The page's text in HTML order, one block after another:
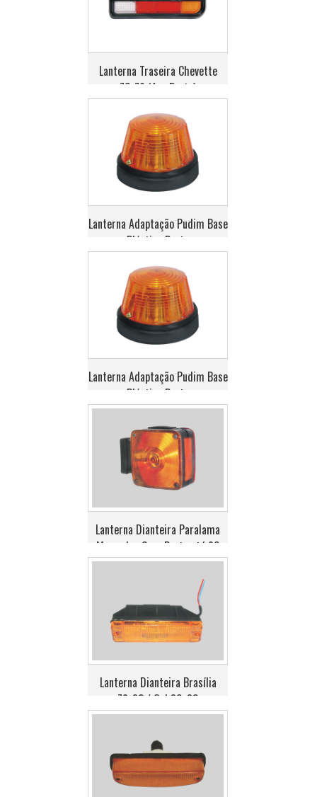
Lanterna Traseira Chevette
73>79 (Aro Preto)
Lanterna Adaptação Pudim Base
Plástica Preta
Lanterna Adaptação Pudim Base
Plástica Preta
Lanterna Dianteira Paralama
Mercedes Cara Preta até 90
Lanterna Dianteira Brasília
78>82 / Gol 80>82